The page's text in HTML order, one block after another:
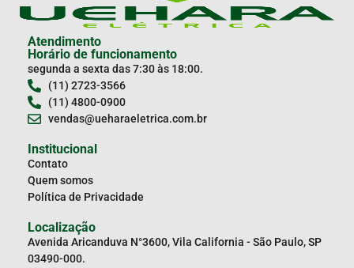
Atendimento
Horário de funcionamento
segunda a sexta das 7:30 às 18:00.
(11) 2723-3566
(11) 4800-0900
vendas@ueharaeletrica.com.br
Institucional
Contato
Quem somos
Política de Privacidade
Localização
Avenida Aricanduva N°3600, Vila California - São Paulo, SP
03490-000.